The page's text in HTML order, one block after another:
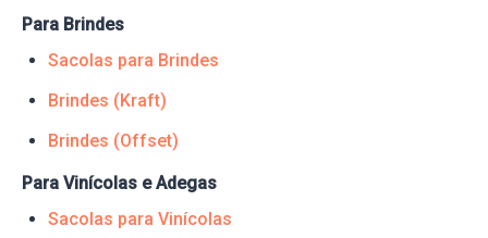
Para Brindes
Sacolas para Brindes
Brindes (Kraft)
Brindes (Offset)
Para Vinícolas e Adegas
Sacolas para Vinícolas